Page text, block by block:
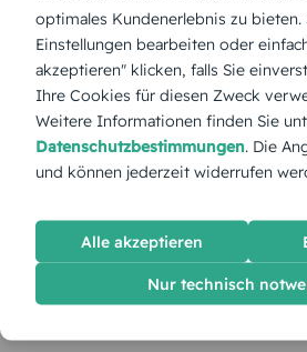
optimales Kundenerlebnis zu bieten.
Einstellungen bearbeiten oder
akzeptieren" klicken, falls Sie
Ihre Cookies für diesen Zweck
Weitere Informationen finden Sie
Datenschutzbestimmungen. Die
und können jederzeit widerrufen
Alle akzeptieren
Nur technisch